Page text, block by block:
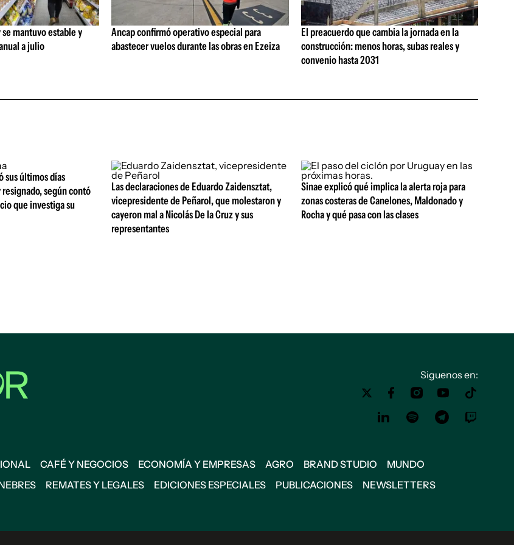
mantuvo estable y
a julio
Ancap confirmó operativo especial para
abastecer vuelos durante las obras en Ezeiza
El preacuerdo que cambia la jornada en la
construcción: menos horas, subas reales y
convenio hasta 2031
sus últimos días
según contó
que investiga su
Las declaraciones de Eduardo Zaidensztat,
vicepresidente de Peñarol, que molestaron y
cayeron mal a Nicolás De la Cruz y sus
representantes
Sinae explicó qué implica la alerta roja para
zonas costeras de Canelones, Maldonado y
Rocha y qué pasa con las clases
Siguenos en:
CAFÉ Y NEGOCIOS ECONOMÍA Y EMPRESAS AGRO BRAND STUDIO
MUNDO
REMATES Y LEGALES EDICIONES ESPECIALES PUBLICACIONES
NEWSLETTERS